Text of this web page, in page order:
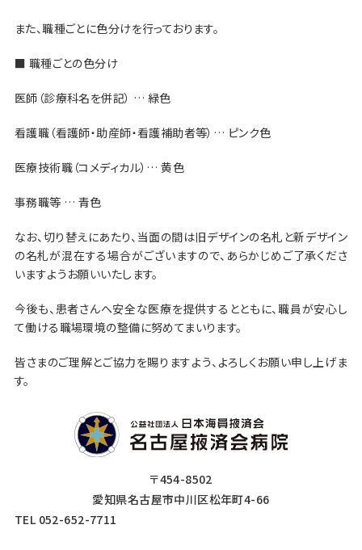
また、職種ごとに色分けを行っております。
■ 職種ごとの色分け
医師（診療科名を併記） … 緑色
看護職（看護師・助産師・看護補助者等）… ピンク色
医療技術職（コメディカル）… 黄色
事務職等 … 青色
なお、切り替えにあたり、当面の間は旧デザインの名札と新デザイン
の名札が混在する場合がございますので、あらかじめご了承くださ
いますようお願いいたします。
今後も、患者さんへ安全な医療を提供するとともに、職員が安心し
て働ける職場環境の整備に努めてまいります。
皆さまのご理解とご協力を賜りますよう、よろしくお願い申し上げま
す。
〒454-8502
愛知県名古屋市中川区松年町4-66
TEL 052-652-7711